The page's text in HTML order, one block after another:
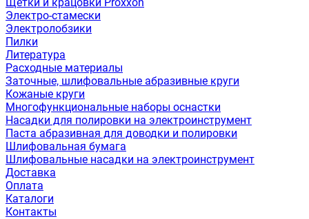
Электро-стамески
Электролобзики
Пилки
Литература
Расходные материалы
Заточные, шлифовальные абразивные круги
Кожаные круги
Многофункциональные наборы оснастки
Насадки для полировки на электроинструмент
Паста абразивная для доводки и полировки
Шлифовальная бумага
Шлифовальные насадки на электроинструмент
Доставка
Оплата
Каталоги
Контакты